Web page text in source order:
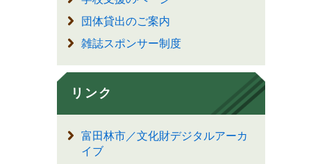
団体貸出のご案内
雑誌スポンサー制度
リンク
富田林市／文化財デジタルアーカ
イブ